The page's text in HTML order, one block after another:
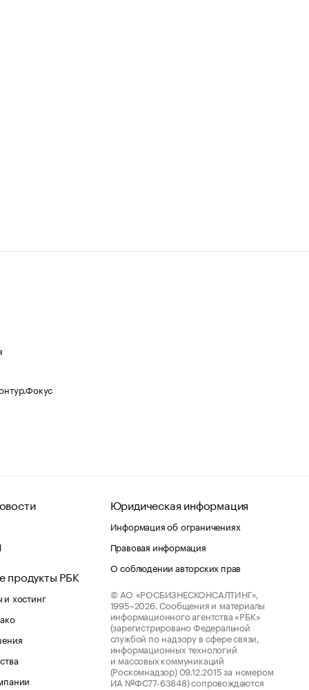
продукты РБК
хостинг
Юридическая информация
Информация об ограничениях
Правовая информация
О соблюдении авторских прав
© АО «РОСБИЗНЕСКОНСАЛТИНГ»,
1995–2026. Сообщения и материалы
информационного агентства «РБК»
(зарегистрировано Федеральной
службой по надзору в сфере связи,
информационных технологий
и массовых коммуникаций
(Роскомнадзор) 09.12.2015 за номером
ИА №ФС77-63848) сопровождаются